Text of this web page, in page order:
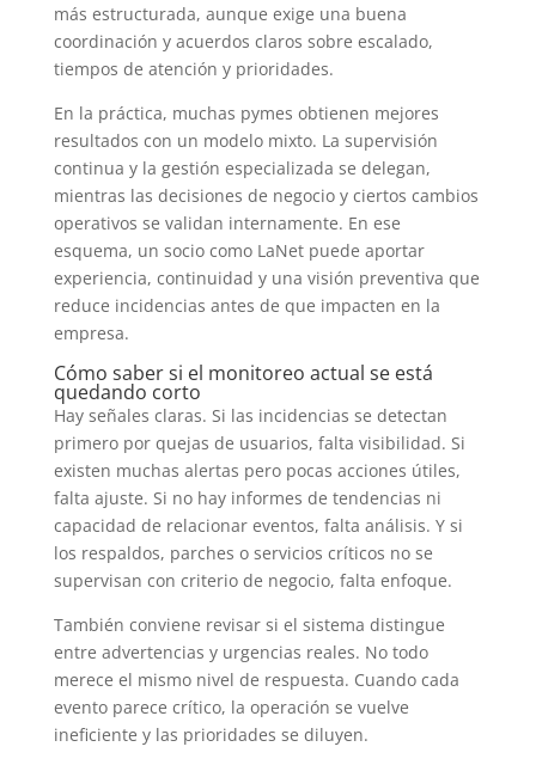
más estructurada, aunque exige una buena
coordinación y acuerdos claros sobre escalado,
tiempos de atención y prioridades.
En la práctica, muchas pymes obtienen mejores
resultados con un modelo mixto. La supervisión
continua y la gestión especializada se delegan,
mientras las decisiones de negocio y ciertos cambios
operativos se validan internamente. En ese
esquema, un socio como LaNet puede aportar
experiencia, continuidad y una visión preventiva que
reduce incidencias antes de que impacten en la
empresa.
Cómo saber si el monitoreo actual se está
quedando corto
Hay señales claras. Si las incidencias se detectan
primero por quejas de usuarios, falta visibilidad. Si
existen muchas alertas pero pocas acciones útiles,
falta ajuste. Si no hay informes de tendencias ni
capacidad de relacionar eventos, falta análisis. Y si
los respaldos, parches o servicios críticos no se
supervisan con criterio de negocio, falta enfoque.
También conviene revisar si el sistema distingue
entre advertencias y urgencias reales. No todo
merece el mismo nivel de respuesta. Cuando cada
evento parece crítico, la operación se vuelve
ineficiente y las prioridades se diluyen.